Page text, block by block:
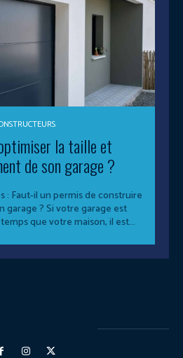
la taille et
de son garage ?
: Faut-il un permis de construire
garage ? Si votre garage est
que votre maison, il est...